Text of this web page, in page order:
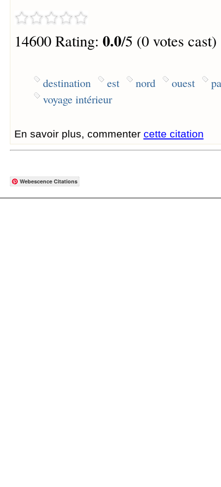
14600 Rating: 0.0/5 (0 votes cast)
destination est nord ouest
voyage intérieur
En savoir plus, commenter cette citation
Webescence Citations